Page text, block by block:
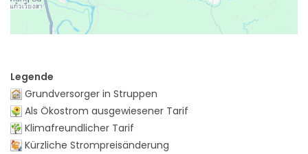
Legende
Grundversorger in Struppen
Als Ökostrom ausgewiesener Tarif
Klimafreundlicher Tarif
Kürzliche Strompreisänderung